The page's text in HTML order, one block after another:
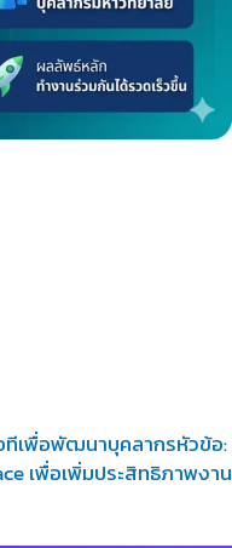
ทีเพื่อพัฒนาบุคลากรหัวข้อ:
เพื่อเพิ่มประสิทธิภาพงาน